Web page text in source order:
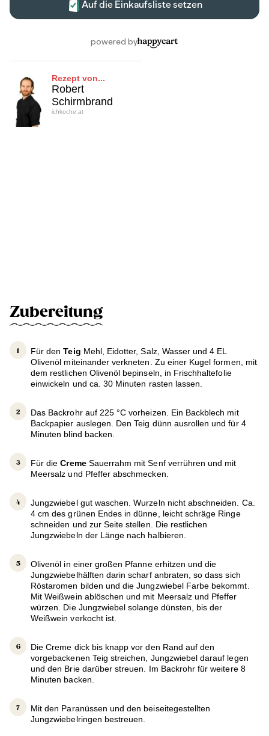
Rezept von...
Robert
Schirmbrand
ichkoche.at
Zubereitung
Für denTeig Mehl, Eidotter, Salz, Wasser und 4 EL
Olivenöl miteinander verkneten. Zu einer Kugel formen, mit
dem restlichen Olivenöl bepinseln, in Frischhaltefolie
einwickeln und ca. 30 Minuten rasten lassen.
Das Backrohr auf 225 °C vorheizen. Ein Backblech mit
Backpapier auslegen. Den Teig dünn ausrollen und für 4
Minuten blind backen.
Für dieCreme Sauerrahm mit Senf verrühren und mit
Meersalz und Pfeffer abschmecken.
Jungzwiebel gut waschen. Wurzeln nicht abschneiden. Ca.
4 cm des grünen Endes in dünne, leicht schräge Ringe
schneiden und zur Seite stellen. Die restlichen
Jungzwiebeln der Länge nach halbieren.
Olivenöl in einer großen Pfanne erhitzen und die
Jungzwiebelhälften darin scharf anbraten, so dass sich
Röstaromen bilden und die Jungzwiebel Farbe bekommt.
Mit Weißwein ablöschen und mit Meersalz und Pfeffer
würzen. Die Jungzwiebel solange dünsten, bis der
Weißwein verkocht ist.
Die Creme dick bis knapp vor den Rand auf den
vorgebackenen Teig streichen, Jungzwiebel darauf legen
und den Brie darüber streuen. Im Backrohr für weitere 8
Minuten backen.
Mit den Paranüssen und den beiseitegestellten
Jungzwiebelringen bestreuen.